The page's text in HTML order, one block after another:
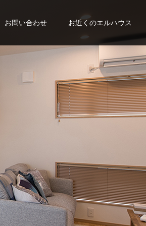
お問い合わせ お近くのエルハウス